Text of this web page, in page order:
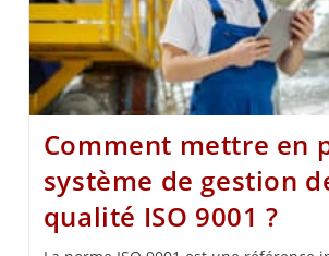
Comment mettre en
système de gestion
qualité ISO 9001 ?